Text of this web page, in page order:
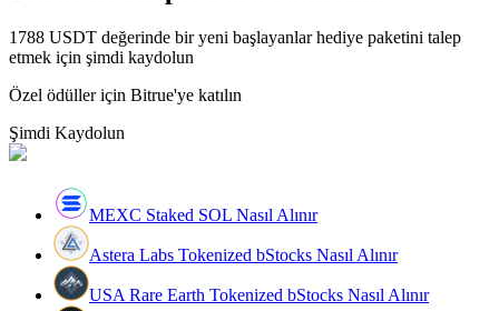
1788 USDT değerinde bir yeni başlayanlar hediye paketini talep
etmek için şimdi kaydolun
Özel ödüller için Bitrue'ye katılın
Şimdi Kaydolun
MEXC Staked SOL Nasıl Alınır
Astera Labs Tokenized bStocks Nasıl Alınır
USA Rare Earth Tokenized bStocks Nasıl Alınır